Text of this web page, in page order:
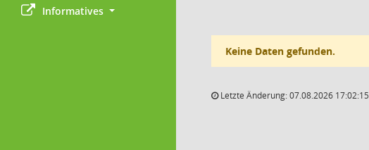
Informatives
Keine Daten gefunden.
Letzte Änderung: 07.08.2026 17:02:15